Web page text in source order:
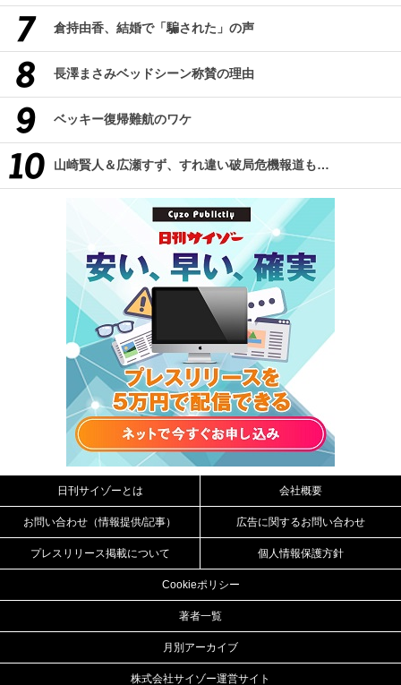
倉持由香、結婚で「騙された」の声
長澤まさみベッドシーン称賛の理由
ベッキー復帰難航のワケ
山崎賢人＆広瀬すず、すれ違い破局危機報道も…
日刊サイゾーとは 会社概要
お問い合わせ（情報提供/記事） 広告に関するお問い合わせ
プレスリリース掲載について 個人情報保護方針
Cookieポリシー
著者一覧
月別アーカイブ
株式会社サイゾー運営サイト